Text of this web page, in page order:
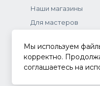
Наши магазины
Для мастеров
Оптовое
Мы используем
корректно.
соглашаетесь на